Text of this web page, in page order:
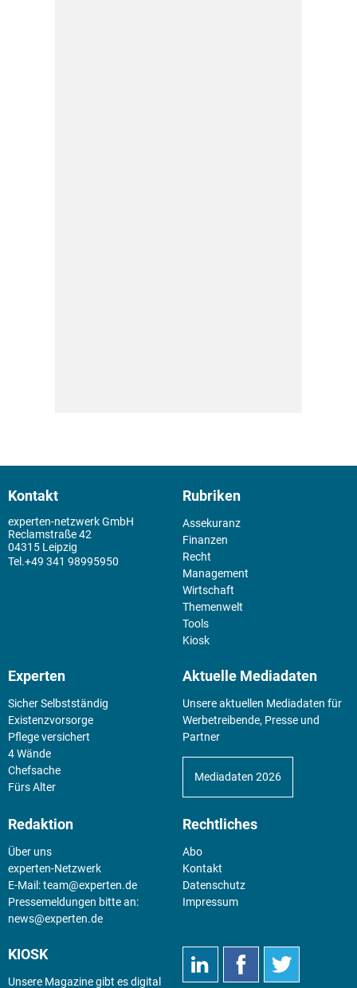
Kontakt
experten-netzwerk GmbH
Reclamstraße 42
04315 Leipzig
+49 341 98995950
Rubriken
Assekuranz
Finanzen
Recht
Management
Wirtschaft
Themenwelt
Tools
Kiosk
Experten
Sicher Selbstständig
Existenz­vorsorge
Pflege versichert
4 Wände
Chefsache
Fürs Alter
Aktuelle Mediadaten
Unsere aktuellen Mediadaten für
Werbetreibende, Presse und
Partner
Mediadaten 2026
Redaktion
Über uns
experten-Netzwerk
E-Mail:team@experten.de
Pressemeldungen bitte an:
news@experten.de
Rechtliches
Abo
Kontakt
Datenschutz
Impressum
KIOSK
Unsere Magazine gibt es digital